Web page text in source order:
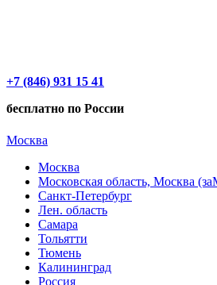
+7 (846) 931 15 41
бесплатно по России
Москва
Москва
Московская область, Москва
Санкт-Петербург
Лен. область
Самара
Тольятти
Тюмень
Калининград
Россия